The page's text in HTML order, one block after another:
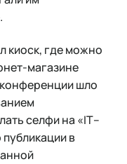
киоск, где можно
магазине
шло
селфи на «IT–
в